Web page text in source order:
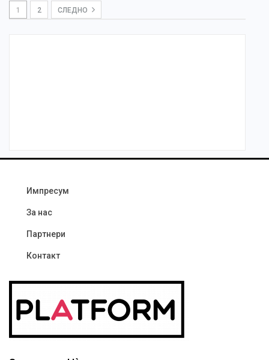
1 2 СЛЕДНО
Импресум
За нас
Партнери
Контакт